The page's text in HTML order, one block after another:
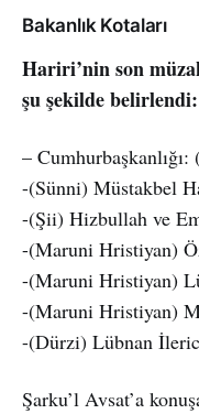
Bakanlık Kotaları
Hariri’nin son
şu şekilde belirlendi:
–
-(Sünni) Müstakbel
-(Şii) Hizbullah ve
-(Maruni Hristiyan)
-(Maruni Hristiyan)
-(Maruni Hristiyan)
-(Dürzi) Lübnan
Şarku’l Avsat’a